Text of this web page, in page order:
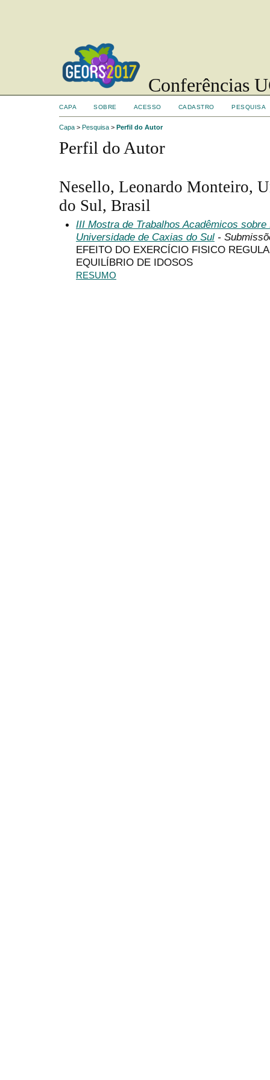
Conferências
CAPA SOBRE ACESSO CADASTRO PESQUISA
Capa > Pesquisa > Perfil do Autor
Perfil do Autor
Nesello, Leonardo Monteiro,
do Sul, Brasil
III Mostra de Trabalhos Acadêmicos
Universidade de Caxias do Sul -
EFEITO DO EXERCÍCIO FISICO
EQUILÍBRIO DE IDOSOS
RESUMO